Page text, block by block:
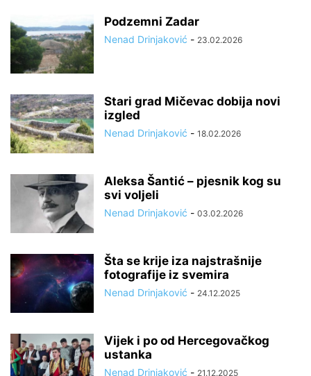
Podzemni Zadar
Nenad Drinjaković - 23.02.2026
Stari grad Mičevac dobija novi
izgled
Nenad Drinjaković - 18.02.2026
Aleksa Šantić – pjesnik kog su
svi voljeli
Nenad Drinjaković - 03.02.2026
Šta se krije iza najstrašnije
fotografije iz svemira
Nenad Drinjaković - 24.12.2025
Vijek i po od Hercegovačkog
ustanka
Nenad Drinjaković - 21.12.2025